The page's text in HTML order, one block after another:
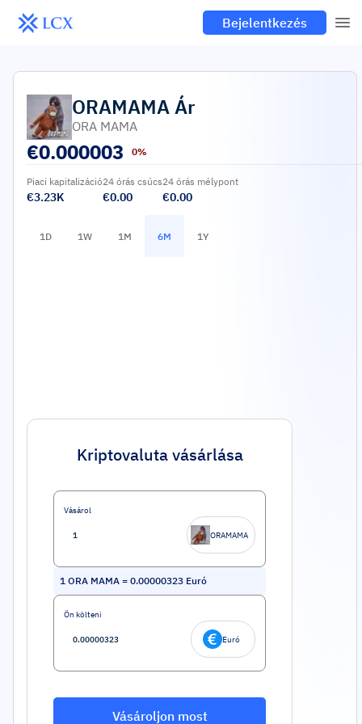
Bejelentkezés
ORAMAMAÁr
ORA MAMA
€0.000003 0%
Piaci kapitalizáció
€3.23K
24 órás csúcs
€0.00
24 órás mélypont
€0.00
1D 1W 1M 6M 1Y
Kriptovaluta vásárlása
Vásárol
ORAMAMA
1 ORA MAMA = 0.00000323 Euró
Ön költeni
Euró
Vásároljon most